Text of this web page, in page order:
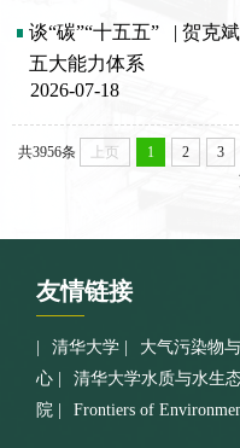
谈“碳”“十五五”   | 贺克
五大能力体系
2026-07-18
共3956条 上页 1 2 3
友情链接
清华大学
大气污染物
心
清华大学水质与水生
院
Frontiers of